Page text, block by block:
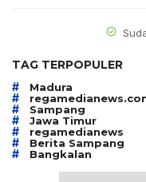
TAG TERPOPULER
# Madura
#
# Sampang
# Jawa Timur
# regamedianews
# Berita Sampang
# Bangkalan